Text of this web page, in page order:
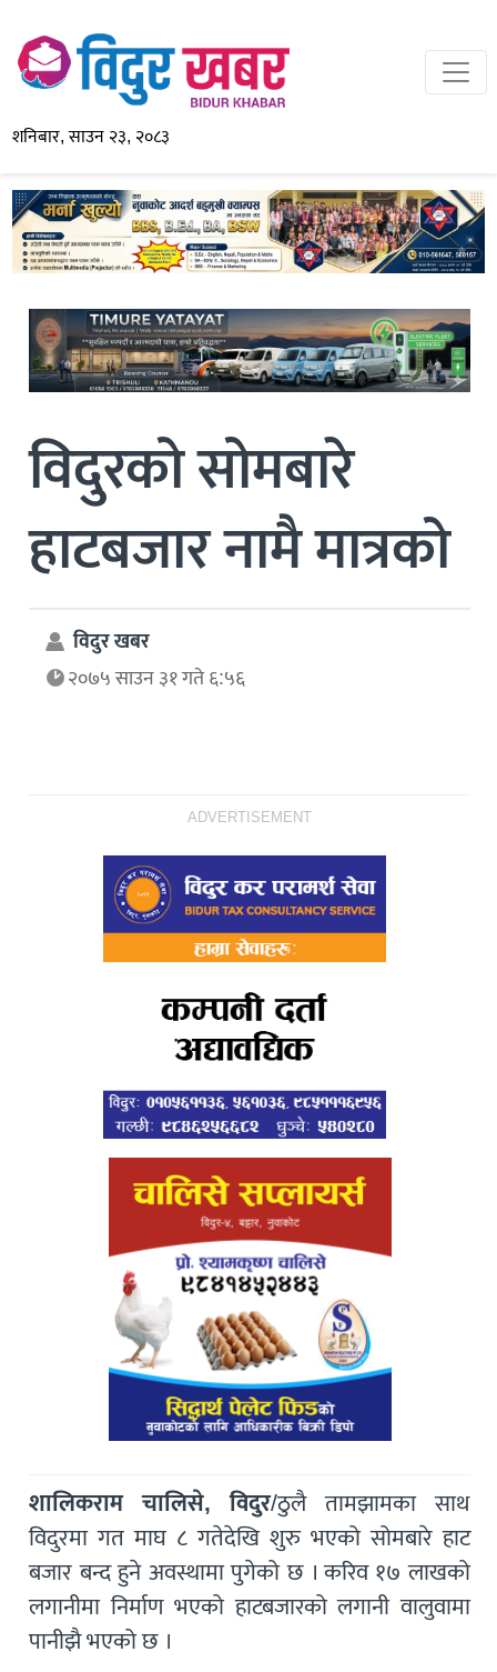
शनिबार, साउन २३, २०८३
विदुरको सोमबारे
हाटबजार नामै मात्रको
विदुर खबर
२०७५ साउन ३१ गते ६:५६
ADVERTISEMENT
शालिकराम चालिसे, विदुर/ठुलै तामझामका साथ
विदुरमा गत माघ ८ गतेदेखि शुरु भएको सोमबारे हाट
बजार बन्द हुने अवस्थामा पुगेको छ । करिव १७ लाखको
लगानीमा निर्माण भएको हाटबजारको लगानी वालुवामा
पानीझै भएको छ ।